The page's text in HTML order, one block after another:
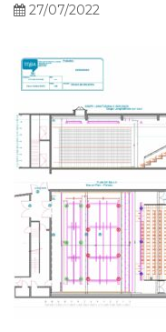
27/07/2022